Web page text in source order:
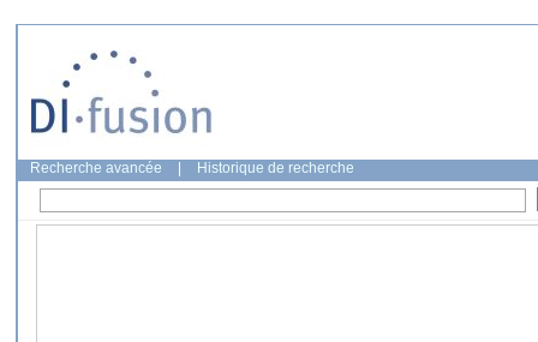
Recherche avancée Historique de recherche